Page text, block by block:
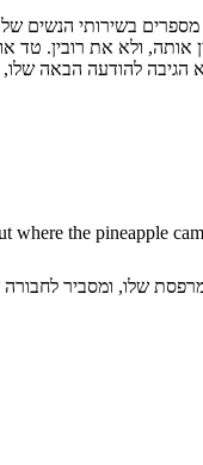
בשירותי הנשים
ולא את רובין. טד
הגיבה להודעה הבאה
שלו, ומסביר